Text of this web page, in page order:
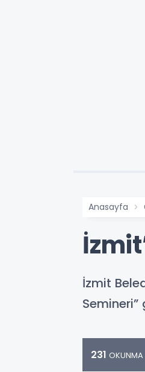
Anasayfa
İzmit
231 OKUNMA